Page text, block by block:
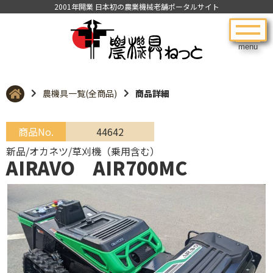
menu
2001年開業 日本初の農業機械老舗ポータルサイト
農機具一覧(全商品) 商品詳細
商品No.
44642
新品/オカネツ/草刈機（乗用含む）
AIRAVO AIR700MC